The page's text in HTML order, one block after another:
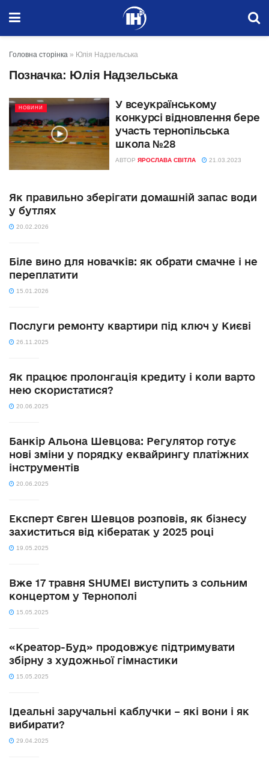
Головна сторінка » Юлія Надзельська
Позначка: Юлія Надзельська
НОВИНИ
У всеукраїнському
конкурсі відновлення бере
участь тернопільська
школа №28
АВТОР ЯРОСЛАВА СВІТЛА 21.03.2023
Як правильно зберігати домашній запас води
у бутлях
20.02.2026
Біле вино для новачків: як обрати смачне і не
переплатити
15.01.2026
Послуги ремонту квартири під ключ у Києві
26.11.2025
Як працює пролонгація кредиту і коли варто
нею скористатися?
20.06.2025
Банкір Альона Шевцова: Регулятор готує
нові зміни у порядку еквайрингу платіжних
інструментів
20.06.2025
Експерт Євген Шевцов розповів, як бізнесу
захиститься від кібератак у 2025 році
19.05.2025
Вже 17 травня SHUMEI виступить з сольним
концертом у Тернополі
15.05.2025
«Креатор-Буд» продовжує підтримувати
збірну з художньої гімнастики
15.05.2025
Ідеальні заручальні каблучки – які вони і як
вибирати?
29.04.2025